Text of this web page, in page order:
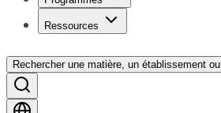
Ressources
Rechercher une matière, un établissement